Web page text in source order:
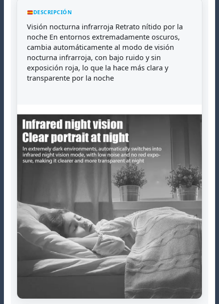
DESCRIPCIÓN
Visión nocturna infrarroja Retrato nítido por la
noche En entornos extremadamente oscuros,
cambia automáticamente al modo de visión
nocturna infrarroja, con bajo ruido y sin
exposición roja, lo que la hace más clara y
transparente por la noche